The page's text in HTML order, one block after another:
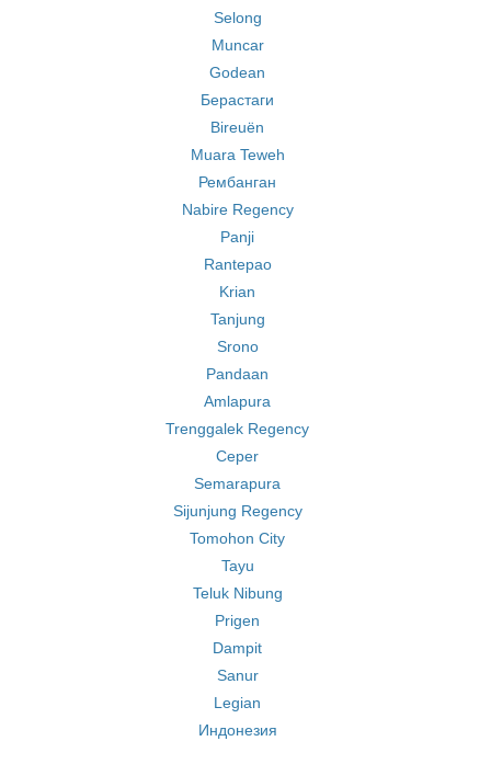
Selong
Muncar
Godean
Берастаги
Bireuën
Muara Teweh
Рембанган
Nabire Regency
Panji
Rantepao
Krian
Tanjung
Srono
Pandaan
Amlapura
Trenggalek Regency
Ceper
Semarapura
Sijunjung Regency
Tomohon City
Tayu
Teluk Nibung
Prigen
Dampit
Sanur
Legian
Индонезия